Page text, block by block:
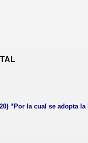
“Por la cual se adopta